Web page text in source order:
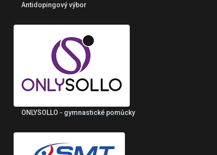
Antidopingový výbor
ONLYSOLLO - gymnastické pomůcky